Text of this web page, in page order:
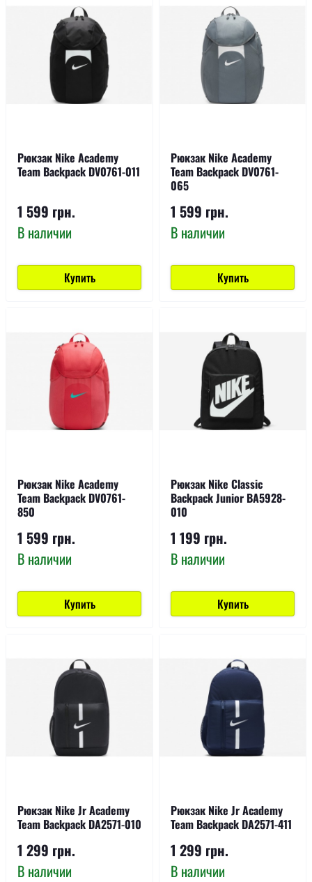
Рюкзак Nike Academy
Team Backpack DV0761-011
1 599 грн.
В наличии
Купить
Рюкзак Nike Academy
Team Backpack DV0761-
065
1 599 грн.
В наличии
Купить
Рюкзак Nike Academy
Team Backpack DV0761-
850
1 599 грн.
В наличии
Купить
Рюкзак Nike Classic
Backpack Junior BA5928-
010
1 199 грн.
В наличии
Купить
Рюкзак Nike Jr Academy
Team Backpack DA2571-010
1 299 грн.
В наличии
Рюкзак Nike Jr Academy
Team Backpack DA2571-411
1 299 грн.
В наличии